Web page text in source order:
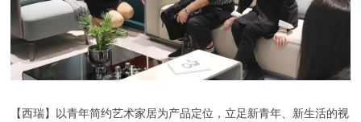
【西瑞】以青年简约艺术家居为产品定位，立足新青年、新生活的视